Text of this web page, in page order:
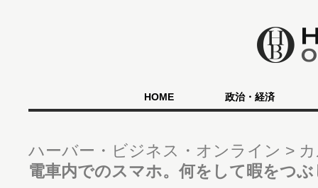
HOME 政治・経済
ハーバー・ビジネス・オンライン
電車内でのスマホ。何をして暇をつ